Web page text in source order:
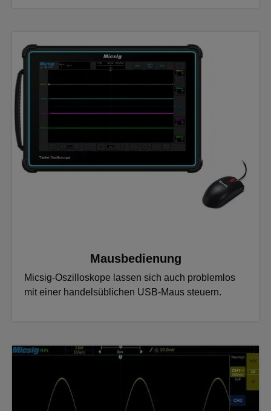
Mausbedienung
Micsig-Oszilloskope lassen sich auch problemlos
mit einer handelsüblichen USB-Maus steuern.